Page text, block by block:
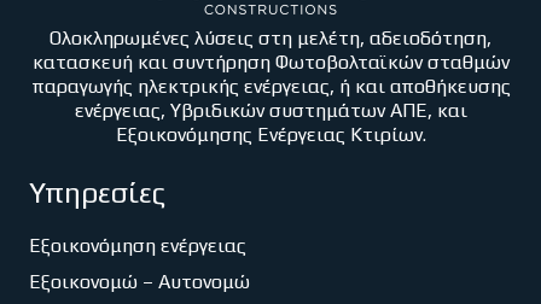
Ολοκληρωμένες λύσεις στη μελέτη, αδειοδότηση,
κατασκευή και συντήρηση Φωτοβολταϊκών σταθμών
παραγωγής ηλεκτρικής ενέργειας, ή και αποθήκευσης
ενέργειας, Υβριδικών συστημάτων ΑΠΕ, και
Εξοικονόμησης Ενέργειας Κτιρίων.
Υπηρεσίες
Εξοικονόμηση ενέργειας
Εξοικονομώ – Αυτονομώ